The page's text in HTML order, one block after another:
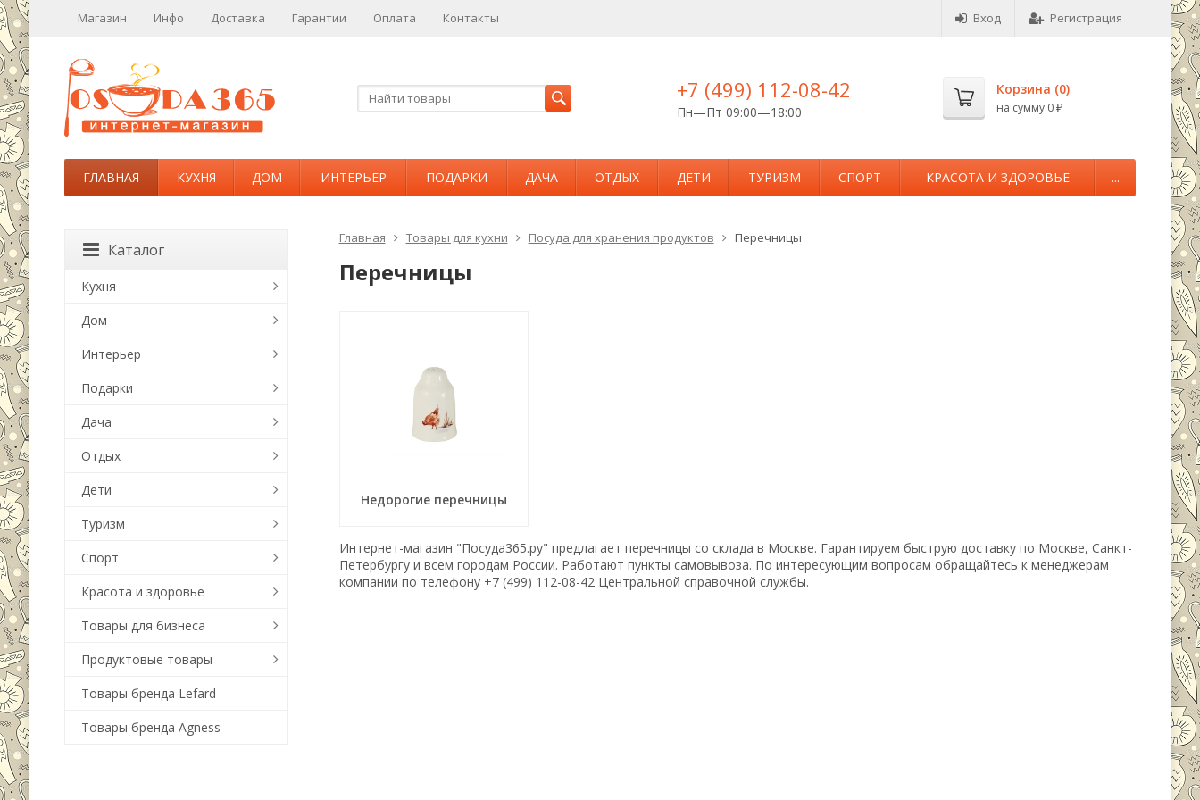
Магазин Инфо Доставка Гарантии Оплата Контакты Вход Регистрация
+7 (499) 112-08-42
Пн—Пт 09:00—18:00
Корзина (0)
на сумму 0 ₽
ГЛАВНАЯ КУХНЯ ДОМ ИНТЕРЬЕР ПОДАРКИ ДАЧА ОТДЫХ ДЕТИ ТУРИЗМ СПОРТ КРАСОТА И ЗДОРОВЬЕ ...
Главная Товары для кухни Посуда для хранения продуктов Перечницы
Перечницы
Недорогие перечницы
Интернет-магазин "Посуда365.ру" предлагает перечницы со склада в Москве. Гарантируем быструю доставку по Москве, Санкт-
Петербургу и всем городам России. Работают пункты самовывоза. По интересующим вопросам обращайтесь к менеджерам
компании по телефону +7 (499) 112-08-42 Центральной справочной службы.
Каталог
Кухня
Дом
Интерьер
Подарки
Дача
Отдых
Дети
Туризм
Спорт
Красота и здоровье
Товары для бизнеса
Продуктовые товары
Товары бренда Lefard
Товары бренда Agness